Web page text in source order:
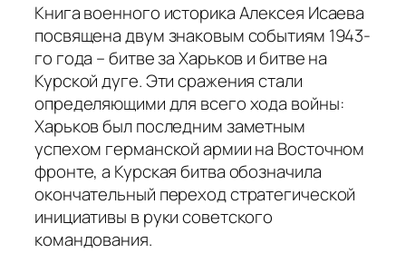
Книга военного историка Алексея Исаева
посвящена двум знаковым событиям 1943-
го года – битве за Харьков и битве на
Курской дуге. Эти сражения стали
определяющими для всего хода войны:
Харьков был последним заметным
успехом германской армии на Восточном
фронте, а Курская битва обозначила
окончательный переход стратегической
инициативы в руки советского
командования.